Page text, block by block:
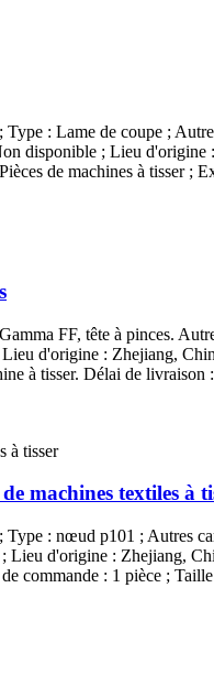
: Lame de coupe ;
disponible ; Lieu
de machines à tisser ;
FF, tête à pinces.
d'origine : Zhejiang,
à tisser. Délai de
machines textiles à
: nœud p101 ; Autres
d'origine : Zhejiang,
: 1 pièce ;